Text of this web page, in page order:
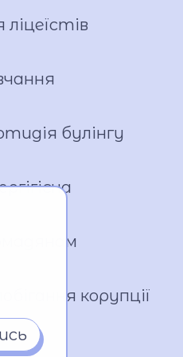
ліцеїстів
булінгу
корупції